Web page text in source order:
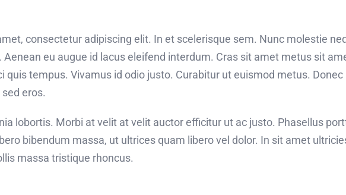
consectetur adipiscing elit. In et scelerisque sem. Nunc molestie
eu augue id lacus eleifend interdum. Cras sit amet metus sit
quis tempus. Vivamus id odio justo. Curabitur ut euismod metus. Donec
eros.
lobortis. Morbi at velit at velit auctor efficitur ut ac justo. Phasellus
bibendum massa, ut ultrices quam libero vel dolor. In sit amet
massa tristique rhoncus.